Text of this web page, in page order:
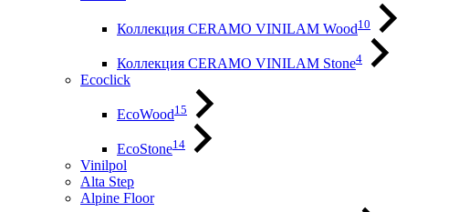
Коллекция CERAMO VINILAM Wood10
Коллекция CERAMO VINILAM Stone4
Ecoclick
EcoWood15
EcoStone14
Vinilpol
Alta Step
Alpine Floor